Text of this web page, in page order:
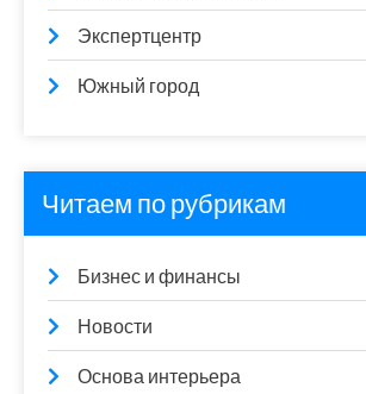
Экспертцентр
Южный город
Читаем по рубрикам
Бизнес и финансы
Новости
Основа интерьера